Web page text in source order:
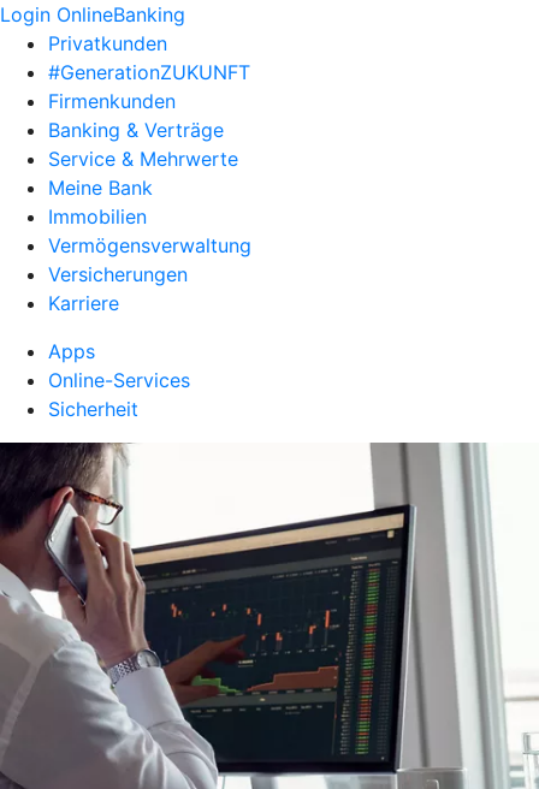
Login OnlineBanking
Privatkunden
#GenerationZUKUNFT
Firmenkunden
Banking & Verträge
Service & Mehrwerte
Meine Bank
Immobilien
Vermögensverwaltung
Versicherungen
Karriere
Apps
Online-Services
Sicherheit